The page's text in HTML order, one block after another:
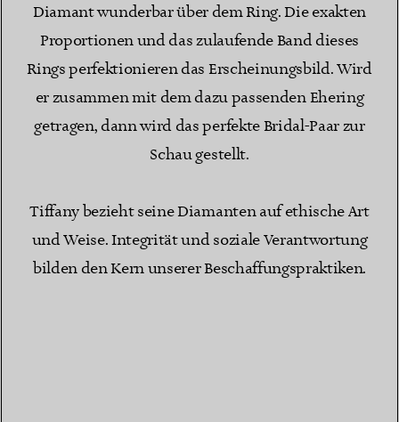
Diamant wunderbar über dem Ring. Die exakten
Proportionen und das zulaufende Band dieses
Rings perfektionieren das Erscheinungsbild. Wird
er zusammen mit dem dazu passenden Ehering
getragen, dann wird das perfekte Bridal-Paar zur
Schau gestellt.
Tiffany bezieht seine Diamanten auf ethische Art
und Weise. Integrität und soziale Verantwortung
bilden den Kern unserer Beschaffungspraktiken.